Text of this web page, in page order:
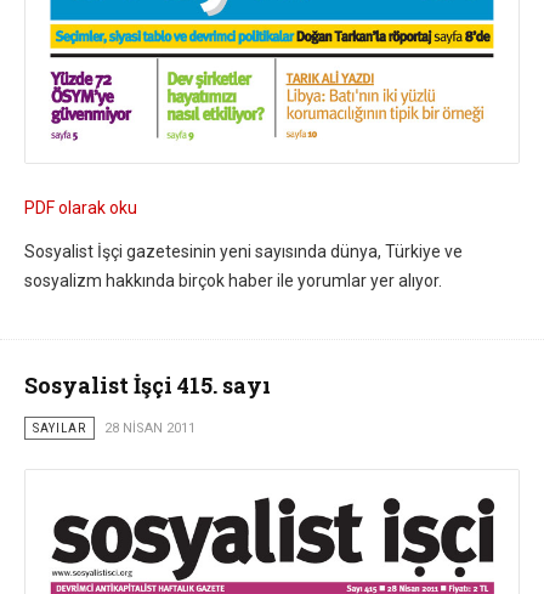
PDF olarak oku
Sosyalist İşçi gazetesinin yeni sayısında dünya, Türkiye ve
sosyalizm hakkında birçok haber ile yorumlar yer alıyor.
Sosyalist İşçi 415. sayı
SAYILAR 28 NISAN 2011